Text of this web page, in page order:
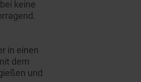
keine
in einen
dem
und